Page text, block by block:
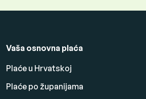
Vaša osnovna plaća
Plaće u Hrvatskoj
Plaće po županijama